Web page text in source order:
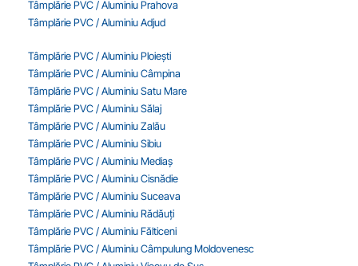
Tâmplărie PVC / Aluminiu Prahova
Tâmplărie PVC / Aluminiu Adjud
Tâmplărie PVC / Aluminiu Ploiești
Tâmplărie PVC / Aluminiu Câmpina
Tâmplărie PVC / Aluminiu Satu Mare
Tâmplărie PVC / Aluminiu Sălaj
Tâmplărie PVC / Aluminiu Zalău
Tâmplărie PVC / Aluminiu Sibiu
Tâmplărie PVC / Aluminiu Mediaș
Tâmplărie PVC / Aluminiu Cisnădie
Tâmplărie PVC / Aluminiu Suceava
Tâmplărie PVC / Aluminiu Rădăuți
Tâmplărie PVC / Aluminiu Fălticeni
Tâmplărie PVC / Aluminiu Câmpulung Moldovenesc